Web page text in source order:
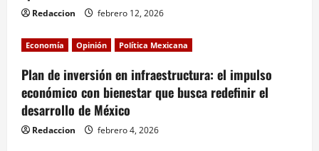
t
i
o
n
Redaccion febrero 12, 2026
Economía Opinión Política Mexicana
Plan de inversión en infraestructura: el impulso
económico con bienestar que busca redefinir el
desarrollo de México
Redaccion febrero 4, 2026